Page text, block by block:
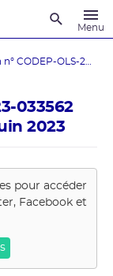
Menu
033562
2023
pour accéder
Facebook et